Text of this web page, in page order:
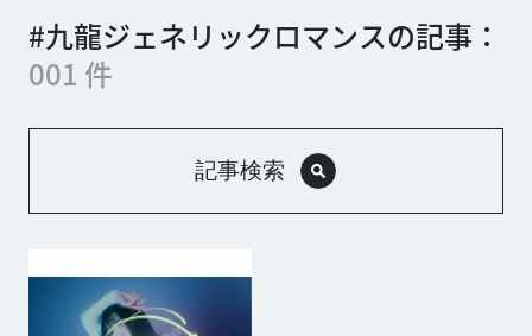
#九龍ジェネリックロマンスの記事：
001 件
記事検索